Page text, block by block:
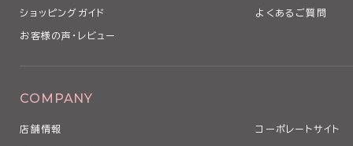
ショッピングガイド よくあるご質問
お客様の声・レビュー
COMPANY
店舗情報 コーポレートサイト